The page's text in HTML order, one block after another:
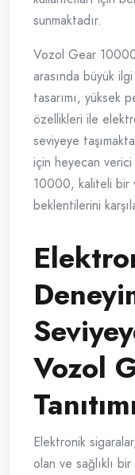
sunmaktadır.
Vozol Gear
arasında büyük
tasarımı, yüksek
özellikleri ile
seviyeye
için heyecan
10000, kaliteli bir
beklentilerini
Vozol
Elektronik
olan ve sağlıklı